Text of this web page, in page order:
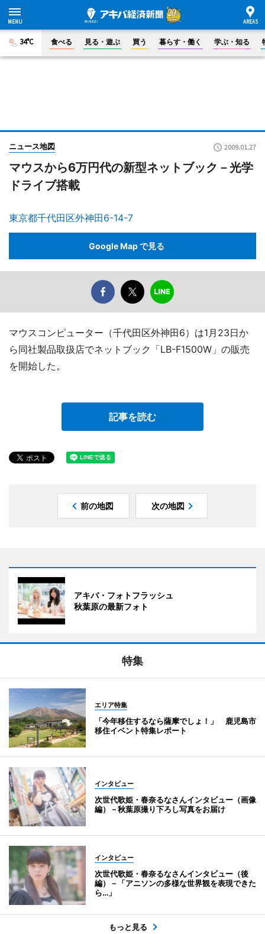
34°C 食べる 見る・遊ぶ 買う 暮らす・働く 学ぶ・知る
ニュース地図 2009.01.27
マウスから6万円代の新型ネットブック－光学
ドライブ搭載
東京都千代田区外神田6-14-7
Google Map で見る
マウスコンピューター（千代田区外神田6）は1月23日か
ら同社製品取扱店でネットブック「LB-F1500W」の販売
を開始した。
記事を読む
前の地図 次の地図
アキバ・フォトフラッシュ
秋葉原の最新フォト
特集
エリア特集
「今年移住するなら薩摩でしょ！」 鹿児島市
移住イベント特集レポート
インタビュー
次世代歌姫・春奈るなさんインタビュー（画像
編）－秋葉原撮り下ろし写真をお届け
インタビュー
次世代歌姫・春奈るなさんインタビュー（後
編）－「アニソンの多様な世界観を表現できた
ら…」
もっと見る